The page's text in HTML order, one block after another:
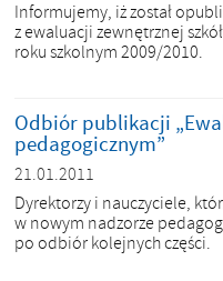
Informujemy, iż został
z ewaluacji zewnętrznej
roku szkolnym 2009/2010.
Odbiór publikacji
pedagogicznym”
21.01.2011
Dyrektorzy i nauczyciele,
w nowym nadzorze
po odbiór kolejnych części.